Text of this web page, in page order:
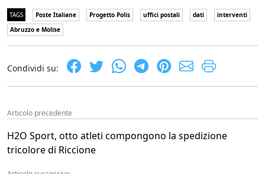
TAGS Poste Italiane Progetto Polis uffici postali dati
interventi
Abruzzo e Molise
Condividi su:
Articolo precedente
H2O Sport, otto atleti compongono la spedizione
tricolore di Riccione